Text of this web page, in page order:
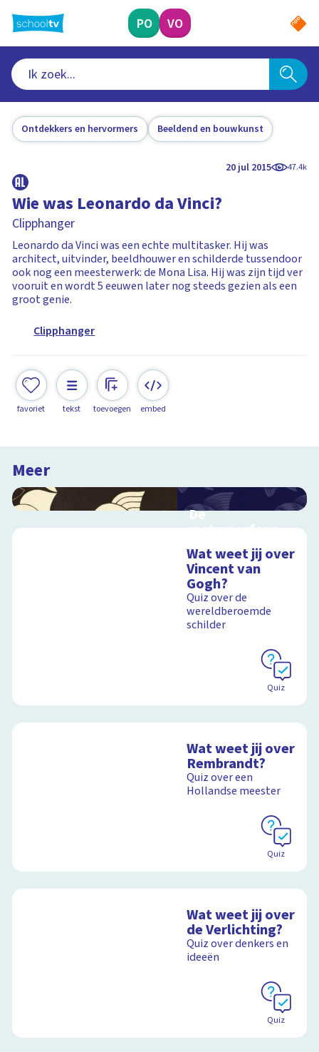
naar
hoofdinhoud
PO VO
Ontdekkers en hervormers Beeldend en bouwkunst
20 jul 2015 47.4k
Wie was Leonardo da Vinci?
Clipphanger
Leonardo da Vinci was een echte multitasker. Hij was
architect, uitvinder, beeldhouwer en schilderde tussendoor
ook nog een meesterwerk: de Mona Lisa. Hij was zijn tijd ver
vooruit en wordt 5 eeuwen later nog steeds gezien als een
groot genie.
Clipphanger
favoriet tekst toevoegen embed
Meer
De
metamorfose
van Escher
Interactieve
schoolplaat over het
werk van Escher
Wat weet jij over
Vincent van
Gogh?
Quiz over de
wereldberoemde
schilder
Quiz
Wat weet jij over
Rembrandt?
Quiz over een
Hollandse meester
Quiz
Wat weet jij over
de Verlichting?
Quiz over denkers en
ideeën
Quiz